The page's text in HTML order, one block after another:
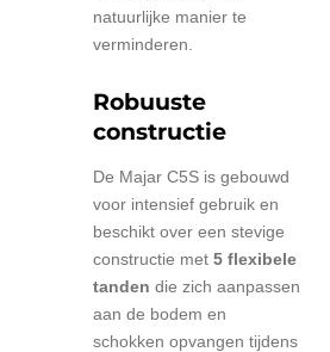
natuurlijke manier te
verminderen.
Robuuste
constructie
De Majar C5S is gebouwd
voor intensief gebruik en
beschikt over een stevige
constructie met 5 flexibele
tanden die zich aanpassen
aan de bodem en
schokken opvangen tijdens